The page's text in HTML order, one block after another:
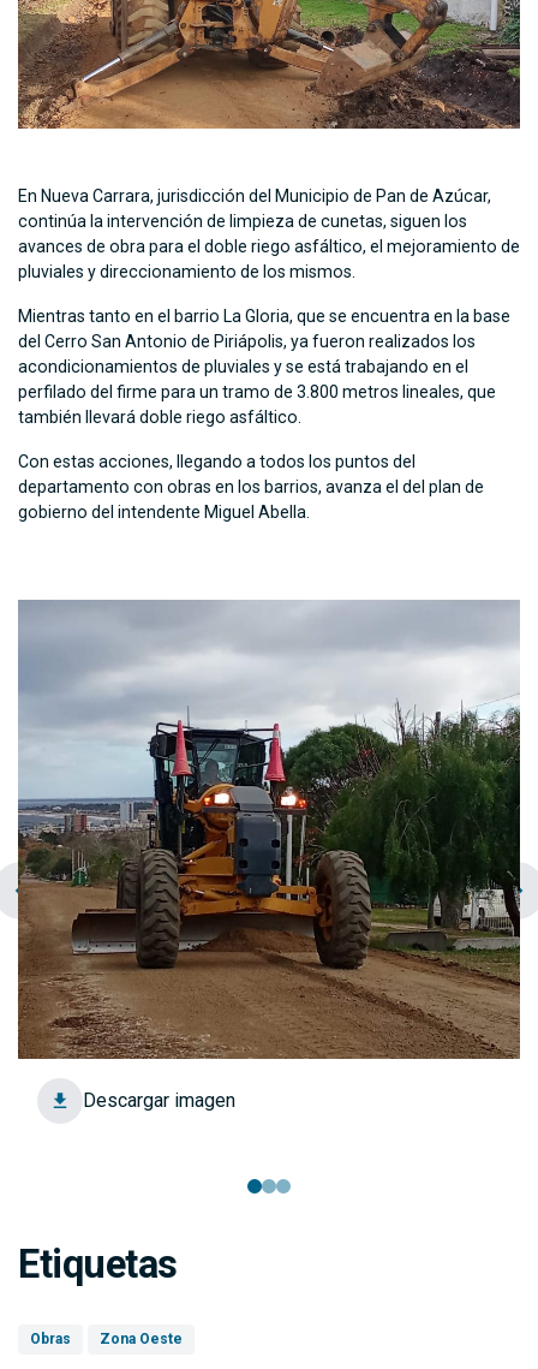
En Nueva Carrara, jurisdicción del Municipio de Pan de Azúcar,
continúa la intervención de limpieza de cunetas, siguen los
avances de obra para el doble riego asfáltico, el mejoramiento de
pluviales y direccionamiento de los mismos.
Mientras tanto en el barrio La Gloria, que se encuentra en la base
del Cerro San Antonio de Piriápolis, ya fueron realizados los
acondicionamientos de pluviales y se está trabajando en el
perfilado del firme para un tramo de 3.800 metros lineales, que
también llevará doble riego asfáltico.
Con estas acciones, llegando a todos los puntos del
departamento con obras en los barrios, avanza el del plan de
gobierno del intendente Miguel Abella.
Descargar imagen
chevron_left navigate_next
Etiquetas
Obras Zona Oeste